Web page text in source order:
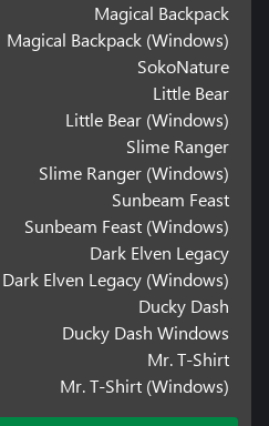
Magical Backpack
Magical Backpack (Windows)
SokoNature
Little Bear
Little Bear (Windows)
Slime Ranger
Slime Ranger (Windows)
Sunbeam Feast
Sunbeam Feast (Windows)
Dark Elven Legacy
Dark Elven Legacy (Windows)
Ducky Dash
Ducky Dash Windows
Mr. T-Shirt
Mr. T-Shirt (Windows)